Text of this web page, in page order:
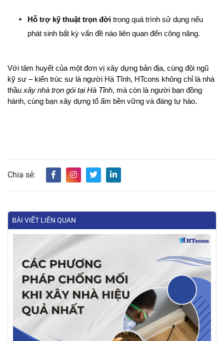
Hỗ trợ kỹ thuật trọn đời trong quá trình sử dụng nếu
phát sinh bất kỳ vấn đề nào liên quan đến công năng.
Với tâm huyết của một đơn vị xây dựng bản địa, cùng đội ngũ
kỹ sư – kiến trúc sư là người Hà Tĩnh, HTcons không chỉ là nhà
thầu xây nhà trọn gói tại Hà Tĩnh, mà còn là người bạn đồng
hành, cùng bạn xây dựng tổ ấm bền vững và đáng tự hào.
Chia sẻ:
BÀI VIẾT LIÊN QUAN